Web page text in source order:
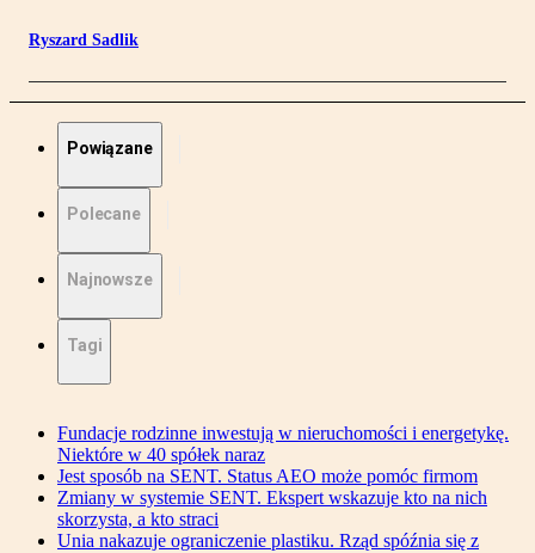
Ryszard Sadlik
Powiązane
Polecane
Najnowsze
Tagi
Fundacje rodzinne inwestują w nieruchomości i energetykę.
Niektóre w 40 spółek naraz
Jest sposób na SENT. Status AEO może pomóc firmom
Zmiany w systemie SENT. Ekspert wskazuje kto na nich
skorzysta, a kto straci
Unia nakazuje ograniczenie plastiku. Rząd spóźnia się z